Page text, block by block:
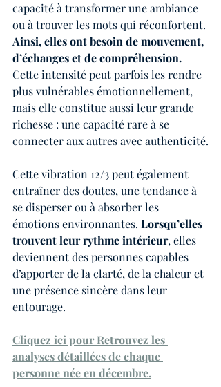
capacité à transformer une ambiance
ou à trouver les mots qui réconfortent.
Ainsi, elles ont besoin de mouvement,
d’échanges et de compréhension.
Cette intensité peut parfois les rendre
plus vulnérables émotionnellement,
mais elle constitue aussi leur grande
richesse : une capacité rare à se
connecter aux autres avec authenticité.
Cette vibration 12/3 peut également
entraîner des doutes, une tendance à
se disperser ou à absorber les
émotions environnantes. Lorsqu’elles
trouvent leur rythme intérieur, elles
deviennent des personnes capables
d’apporter de la clarté, de la chaleur et
une présence sincère dans leur
entourage.
Cliquez ici pour Retrouvez les
analyses détaillées de chaque
personne née en décembre.